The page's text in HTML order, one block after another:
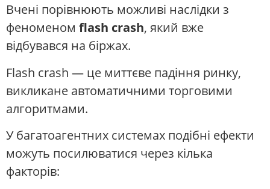
Вчені порівнюють можливі наслідки з
феноменом flash crash, який вже
відбувався на біржах.
Flash crash — це миттєве падіння ринку,
викликане автоматичними торговими
алгоритмами.
У багатоагентних системах подібні ефекти
можуть посилюватися через кілька
факторів: